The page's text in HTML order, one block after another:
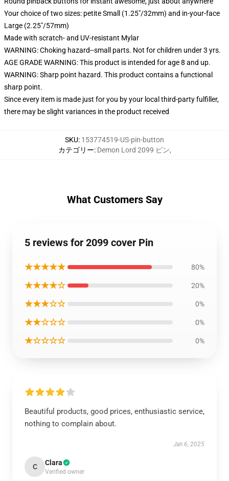
Your choice of two sizes: petite Small (1.25"/32mm) and in-your-face
Large (2.25"/57mm)
Made with scratch- and UV-resistant Mylar
WARNING: Choking hazard--small parts. Not for children under 3 yrs.
AGE GRADE WARNING: This product is intended for age 8 and up.
WARNING: Sharp point hazard. This product contains a functional
sharp point.
Since every item is made just for you by your local third-party fulfiller,
there may be slight variances in the product received
SKU: 153774519-US-pin-button
カテゴリー: Demon Lord 2099 ピン,
What Customers Say
5 reviews for 2099 cover Pin
★★★★★ 80%
★★★★☆ 20%
★★★☆☆ 0%
★★☆☆☆ 0%
★☆☆☆☆ 0%
Beautiful products, good prices, enthusiastic service,
nothing to complain about.
Jan 6, 2025
C Clara
Verified owner